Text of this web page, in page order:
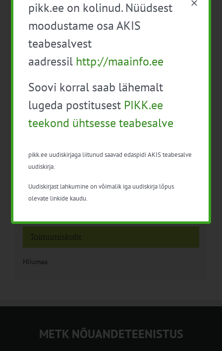
– teravilja- ja õlikultuuride
alternatiivsed
Detailid
Kuupäev:
Sündmus kategooria:
Taimekasvatus
Toimumiskoht
Hiiumaa
METK NÕUANDETEENISTUS
pikk.ee on kolinud. Nüüdsest
moodustame osa AKIS
teabesalvest
aadressil http://maainfo.ee
Soovi korral saab lähemalt
lugeda postitusest PIKK.ee
teekond ühtsesse teabesalve
pikk.ee uudiskirjaga liitunud saavad edaspidi AKIS teabesalve
uudiskirja.
Uudiskirjast lahkumine on võimalik iga uudiskirja lõpus
olevate linkide kaudu.